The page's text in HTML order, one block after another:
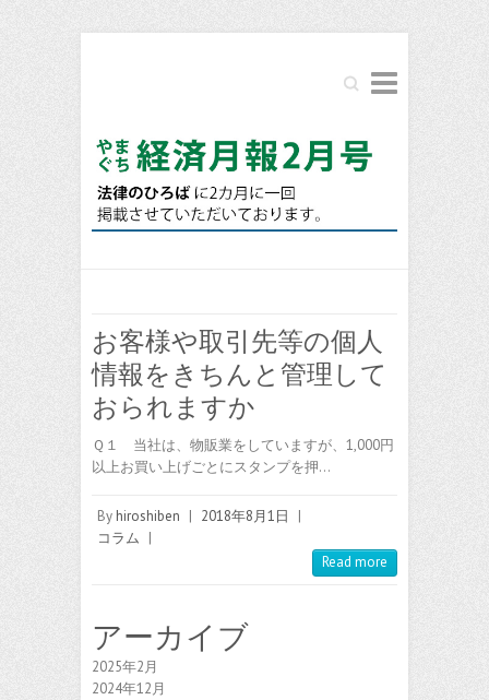
Search
お客様や取引先等の個人
情報をきちんと管理して
おられますか
Ｑ１ 当社は、物販業をしていますが、1,000円
以上お買い上げごとにスタンプを押…
By hiroshiben | 2018年8月1日
|
コラム |
Read more
アーカイブ
2025年2月
2024年12月